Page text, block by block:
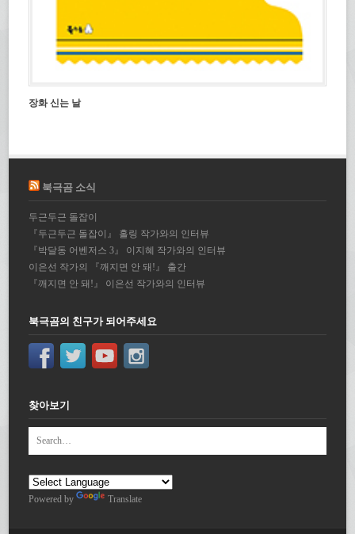
장화 신는 날
북극곰 소식
두근두근 돌잡이
『두근두근 돌잡이』 홀링 작가와의 인터뷰
『박달동 어벤저스 3』 이지혜 작가와의 인터뷰
이은선 작가의 『깨지면 안 돼!』 출간
『깨지면 안 돼!』 이은선 작가와의 인터뷰
북극곰의 친구가 되어주세요
찾아보기
Powered by Translate